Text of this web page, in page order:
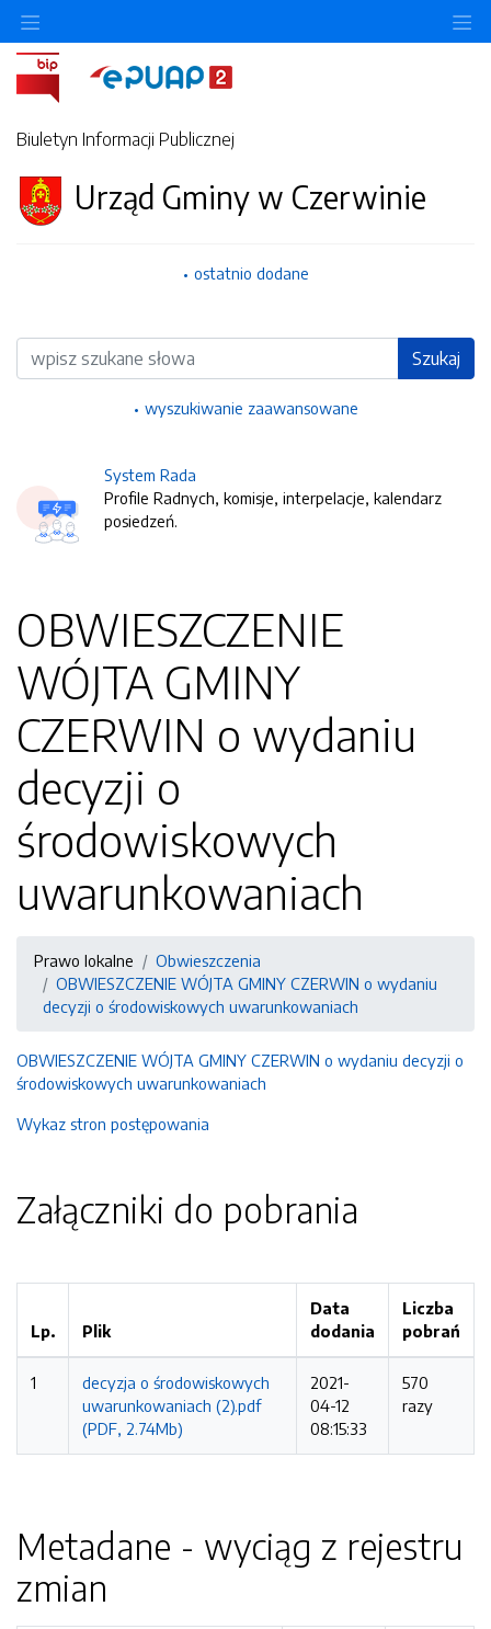
Biuletyn Informacji Publicznej
Urząd Gminy w Czerwinie
ostatnio dodane
Wyszukiwarka Szukaj
wyszukiwanie zaawansowane
System Rada
Profile Radnych, komisje, interpelacje, kalendarz
posiedzeń.
OBWIESZCZENIE
WÓJTA GMINY
CZERWIN o wydaniu
decyzji o
środowiskowych
uwarunkowaniach
Prawo lokalne
Obwieszczenia
OBWIESZCZENIE WÓJTA GMINY CZERWIN o wydaniu
decyzji o środowiskowych uwarunkowaniach
OBWIESZCZENIE WÓJTA GMINY CZERWIN o wydaniu decyzji o
środowiskowych uwarunkowaniach
Wykaz stron postępowania
Załączniki do pobrania
Lp. Plik
Data
dodania
Liczba
pobrań
1
decyzja o środowiskowych
uwarunkowaniach (2).pdf
(PDF, 2.74Mb)
2021-
04-12
08:15:33
570
razy
Metadane - wyciąg z rejestru
zmian